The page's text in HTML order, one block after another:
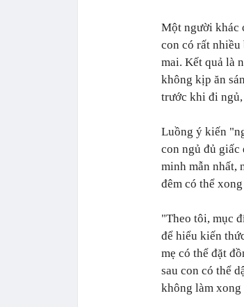
Một người khác
con có rất nhiều
mai. Kết quả là
không kịp ăn
trước khi đi ngủ,
Luồng ý kiến
con ngủ đủ giấc
minh mẫn nhất,
đêm có thể
"Theo tôi, mục
để hiểu kiến
mẹ có thể đặt
sau con có thể
không làm